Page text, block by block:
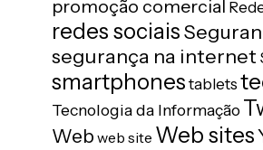
promoção comercial
redes sociais
segurança na internet
smartphones tablets
Tecnologia da Informação
Web web site Web sites